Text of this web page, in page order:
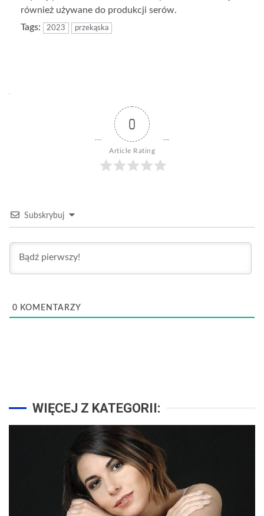
również używane do produkcji serów.
Tags:
2023 przekąska
0
Article Rating
Subskrybuj
0 KOMENTARZY
WIĘCEJ Z KATEGORII: